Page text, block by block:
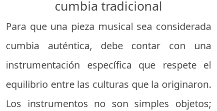
cumbia tradicional
Para que una pieza musical sea considerada
cumbia auténtica, debe contar con una
instrumentación específica que respete el
equilibrio entre las culturas que la originaron.
Los instrumentos no son simples objetos;